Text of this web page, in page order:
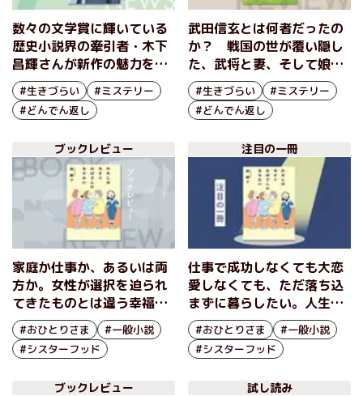
数々の文学賞に輝いている
歴史小説界の牽引者・木下
昌輝さんが新作の魅力を語
る#生きづらい
#ミステリー
#どんでん返し
武田信玄とは何者だったの
か？ 戦国の世が覆い隠し
た、武将と妻、そして娘の
物語 『風林火山のむす
め』木下昌輝
#生きづらい
#ミステリー
#どんでん返し
ブックレビュー
家庭か仕事か、あるいは両
方か。女性が選択を迫られ
てきたものとは違う幸福が
あることを教えてくれる作
品 『わたしは今すぐおば
さんになりたい』南綾子
#おひとりさま
#一般小説
#シスターフッド
注目の一冊
仕事で成功しなくても大恋
愛しなくても、ただ落ち込
まずに暮らしたい。人生の
希望は“年の差”友情にあっ
た 『わたしは今すぐおば
さんになりたい』南綾子
#おひとりさま
#一般小説
#シスターフッド
ブックレビュー 試し読み